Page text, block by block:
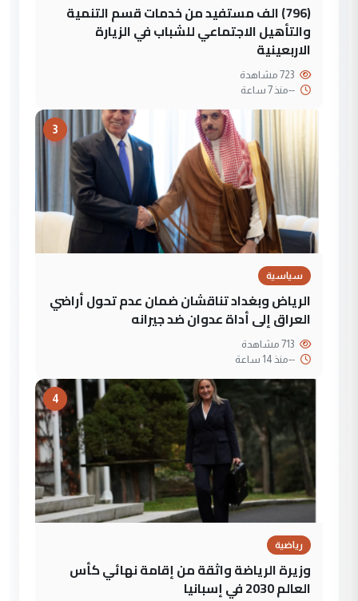
(796) الف مستفيد من خدمات قسم التنمية
والتأهيل الاجتماعي للشباب في الزيارة
الاربعينية
--منذ 7 ساعة
3
سياسية
الرياض وبغداد تناقشان ضمان عدم تحول أراضي
العراق إلى أداة عدوان ضد جيرانه
--منذ 14 ساعة
4
رياضية
وزيرة الرياضة واثقة من إقامة نهائي كأس
العالم 2030 في إسبانيا